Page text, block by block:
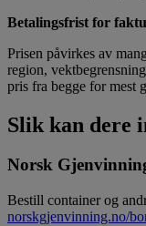
Betalingsfrist for
Prisen påvirkes av
region,
pris fra begge for mest
Slik kan dere
Norsk
Bestill container og
norskgjenvinning.no/